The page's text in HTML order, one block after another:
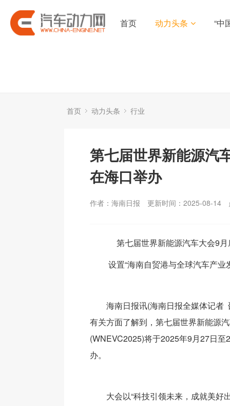
首页 动力头条 “中
首页 动力头条 行业
第七届世界新能源汽
在海口举办
作者：海南日报 更新时间：2025-08-14
第七届世界新能源汽车大会9
设置“海南自贸港与全球汽车产业
海南日报讯(海南日报全媒体记者
有关方面了解到，第七届世界新能源
(WNEVC2025)将于2025年9月27日至
办。
大会以“科技引领未来，成就美好